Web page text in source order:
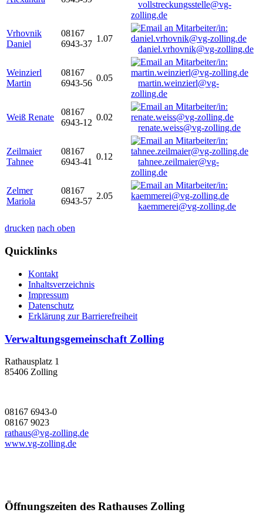
vollstreckungsstelle@vg-
zolling.de
Vrhovnik
Daniel
08167
6943-37
1.07
daniel.vrhovnik@vg-zolling.de
Weinzierl
Martin
08167
6943-56
0.05
martin.weinzierl@vg-
zolling.de
Weiß Renate
08167
6943-12
0.02
renate.weiss@vg-zolling.de
Zeilmaier
Tahnee
08167
6943-41
0.12
tahnee.zeilmaier@vg-
zolling.de
Zelmer
Mariola
08167
6943-57
2.05
kaemmerei@vg-zolling.de
drucken nach oben
Quicklinks
Kontakt
Inhaltsverzeichnis
Impressum
Datenschutz
Erklärung zur Barrierefreiheit
Verwaltungsgemeinschaft Zolling
Rathausplatz 1
85406 Zolling
08167 6943-0
08167 9023
rathaus@vg-zolling.de
www.vg-zolling.de
Öffnungszeiten des Rathauses Zolling